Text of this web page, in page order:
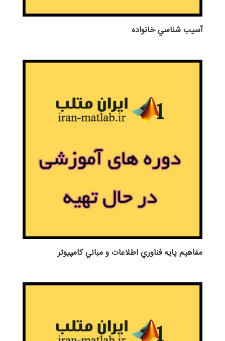
آسيب شناسي خانواده
مفاهيم پايه فناوري اطلاعات و مباني كامپيوتر